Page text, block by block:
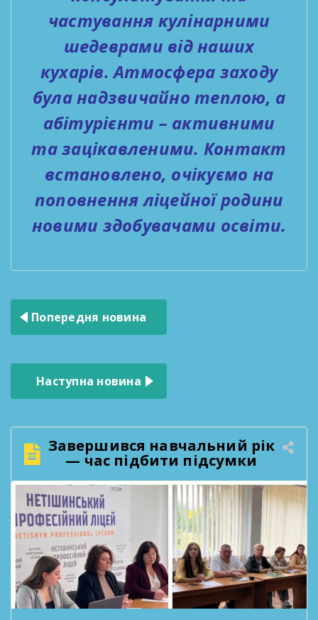
частування кулінарними
шедеврами від наших
кухарів. Атмосфера заходу
була надзвичайно теплою, а
абітурієнти – активними
та зацікавленими. Контакт
встановлено, очікуємо на
поповнення ліцейної родини
новими здобувачами освіти.
Навігація
записів
Попередня новина
Наступна новина
Завершився навчальний рік
— час підбити підсумки